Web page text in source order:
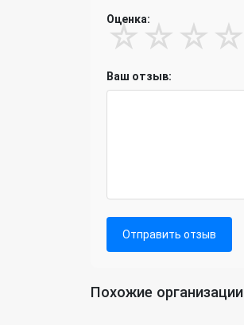
Оценка:
☆ ☆ ☆ ☆
Ваш отзыв:
Отправить отзыв
Похожие организации